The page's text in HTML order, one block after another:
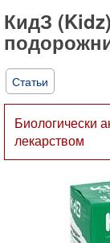
КидЗ
Статьи
Биологически
лекарством